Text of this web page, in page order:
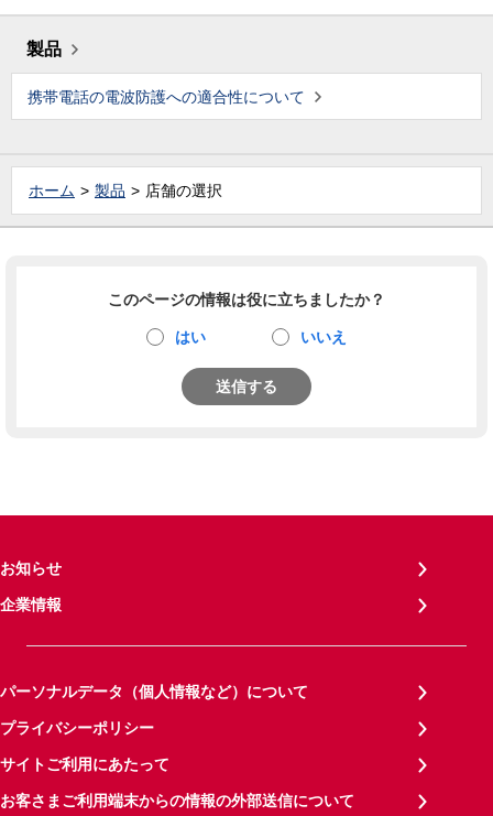
製品
携帯電話の電波防護への適合性について
ホーム 製品 店舗の選択
このページの情報は役に立ちましたか？
はい いいえ
送信する
お知らせ
企業情報
パーソナルデータ（個人情報など）について
プライバシーポリシー
サイトご利用にあたって
お客さまご利用端末からの情報の外部送信について